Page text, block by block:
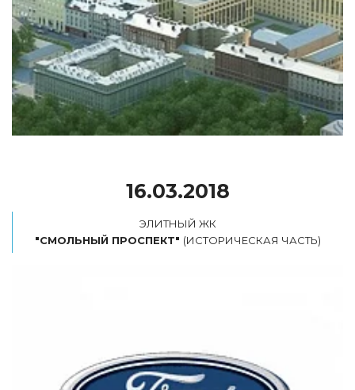
16.03.2018
"СМОЛЬНЫЙ ПРОСПЕКТ" (ИСТОРИЧЕСКАЯ ЧАСТЬ)